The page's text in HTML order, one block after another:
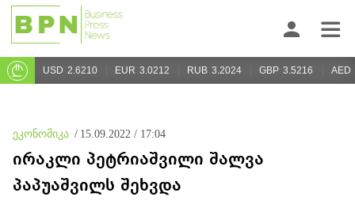
USD 2.6210 EUR 3.0212 RUB 3.2024 GBP 3.5216 AED
ეკონომიკა / 15.09.2022 / 17:04
ირაკლი პეტრიაშვილი შალვა
პაპუაშვილს შეხვდა